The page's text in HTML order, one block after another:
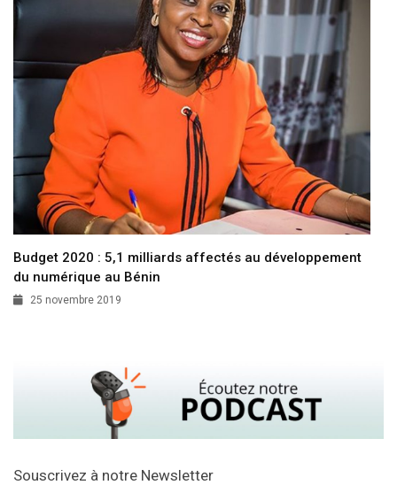
Budget 2020 : 5,1 milliards affectés au développement
du numérique au Bénin
25 novembre 2019
Souscrivez à notre Newsletter